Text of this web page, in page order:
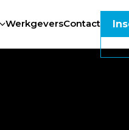
WerkgeversContact